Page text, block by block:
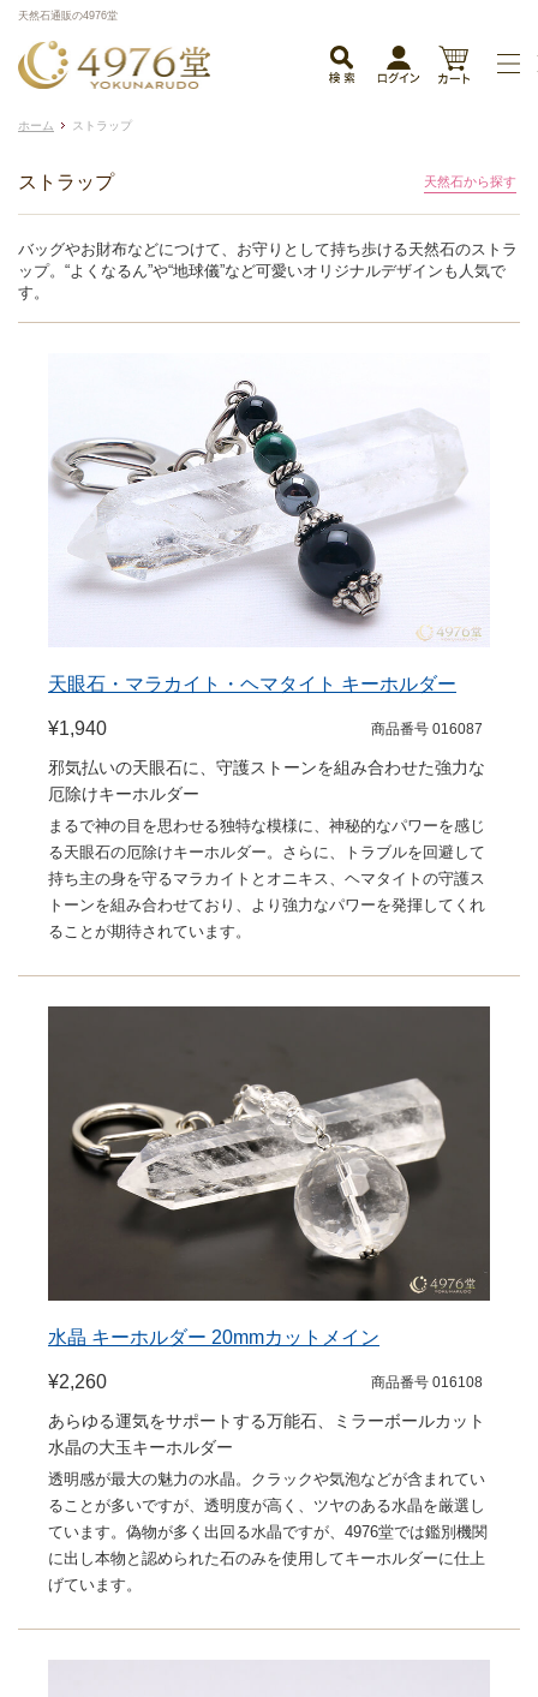
天然石通販の4976堂
ホーム ストラップ
ストラップ 天然石から探す
バッグやお財布などにつけて、お守りとして持ち歩ける天然石のストラ
ップ。“よくなるん”や“地球儀”など可愛いオリジナルデザインも人気で
す。
天眼石・マラカイト・ヘマタイト キーホルダー
¥1,940 商品番号 016087
邪気払いの天眼石に、守護ストーンを組み合わせた強力な
厄除けキーホルダー
まるで神の目を思わせる独特な模様に、神秘的なパワーを感じ
る天眼石の厄除けキーホルダー。さらに、トラブルを回避して
持ち主の身を守るマラカイトとオニキス、ヘマタイトの守護ス
トーンを組み合わせており、より強力なパワーを発揮してくれ
ることが期待されています。
水晶 キーホルダー 20mmカットメイン
¥2,260 商品番号 016108
あらゆる運気をサポートする万能石、ミラーボールカット
水晶の大玉キーホルダー
透明感が最大の魅力の水晶。クラックや気泡などが含まれてい
ることが多いですが、透明度が高く、ツヤのある水晶を厳選し
ています。偽物が多く出回る水晶ですが、4976堂では鑑別機関
に出し本物と認められた石のみを使用してキーホルダーに仕上
げています。